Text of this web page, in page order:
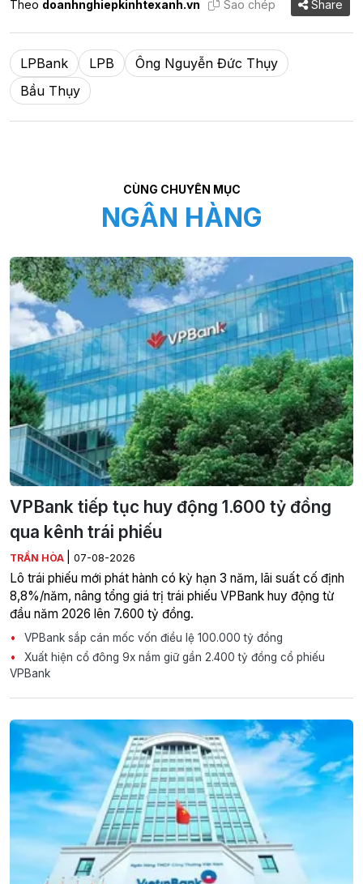
Theo doanhnghiepkinhtexanh.vn Sao chép Share
LPBank LPB
Ông Nguyễn Đức Thụy
Bầu Thụy
CÙNG CHUYÊN MỤC
NGÂN HÀNG
VPBank tiếp tục huy động 1.600 tỷ đồng
qua kênh trái phiếu
TRẦN HÒA 07-08-2026
Lô trái phiếu mới phát hành có kỳ hạn 3 năm, lãi suất cố định
8,8%/năm, nâng tổng giá trị trái phiếu VPBank huy động từ
đầu năm 2026 lên 7.600 tỷ đồng.
VPBank sắp cán mốc vốn điều lệ 100.000 tỷ đồng
Xuất hiện cổ đông 9x nắm giữ gần 2.400 tỷ đồng cổ phiếu
VPBank